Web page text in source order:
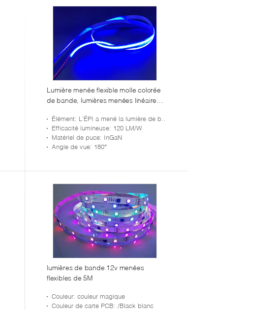
Lumière menée flexible molle colorée
de bande, lumières menées linéaires
Élément: L'ÉPI a mené la lumière de bande
Efficacité lumineuse: 120 LM/W
Matériel de puce: InGaN
Angle de vue: 180°
lumières de bande 12v menées
flexibles de 5M
Couleur: couleur magique
Couleur de carte PCB: /Black blanc